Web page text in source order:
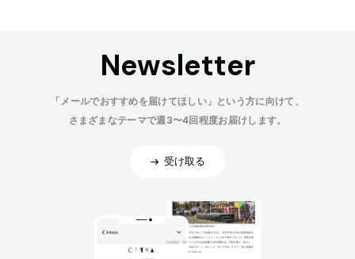
Newsletter
「メールでおすすめを届けてほしい」という方に向けて、
さまざまなテーマで週3〜4回程度お届けします。
受け取る